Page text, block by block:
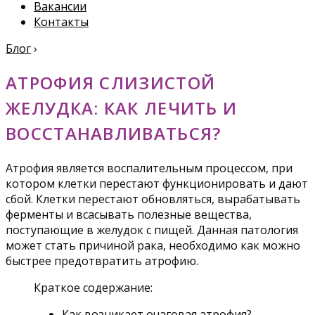
Вакансии
Контакты
Блог›
АТРОФИЯ СЛИЗИСТОЙ
ЖЕЛУДКА: КАК ЛЕЧИТЬ И
ВОССТАНАВЛИВАТЬСЯ?
Атрофия является воспалительным процессом, при
котором клетки перестают функционировать и дают
сбой. Клетки перестают обновляться, вырабатывать
ферменты и всасывать полезные вещества,
поступающие в желудок с пищей. Данная патология
может стать причиной рака, необходимо как можно
быстрее предотвратить атрофию.
Краткое содержание: